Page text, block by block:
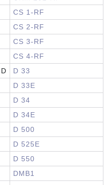
CS 1-RF
CS 2-RF
CS 3-RF
CS 4-RF
D
D 33
D 33E
D 34
D 34E
D 500
D 525E
D 550
DMB1